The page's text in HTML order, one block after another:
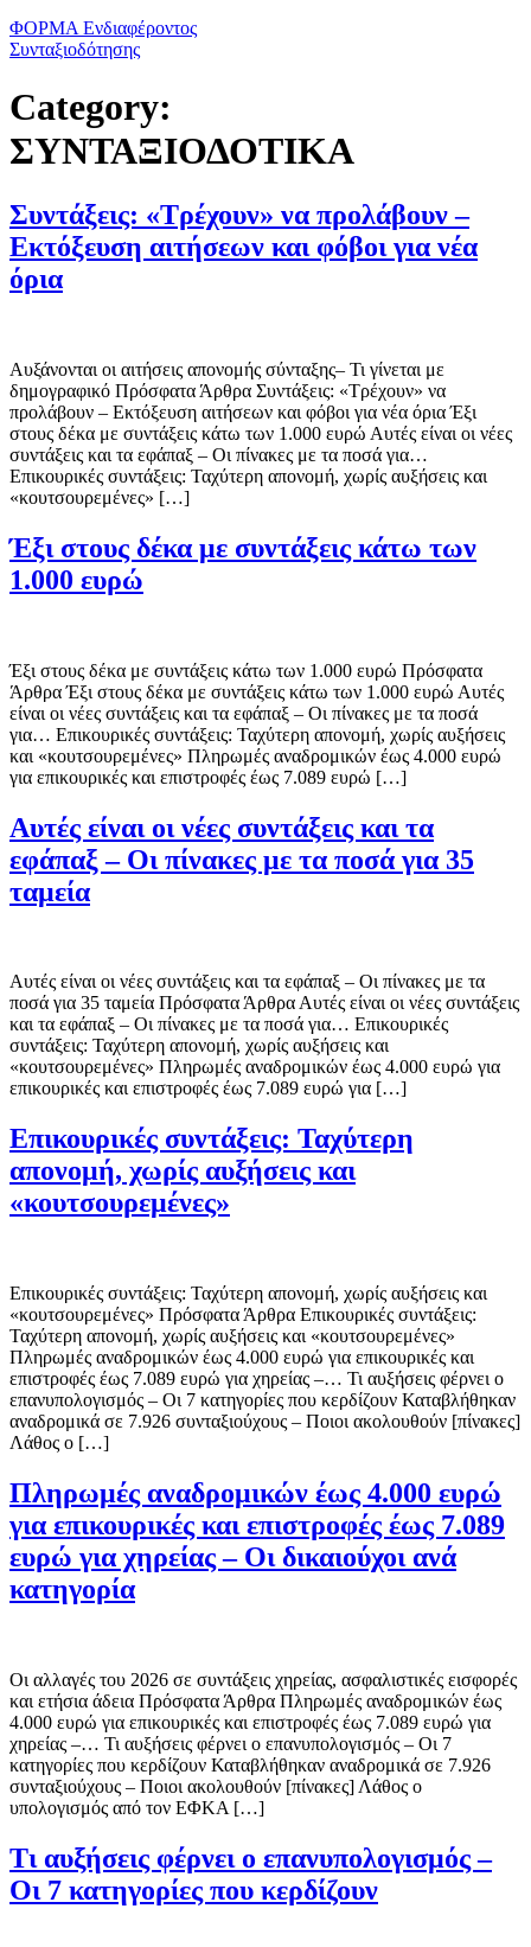
ΦΟΡΜΑ Ενδιαφέροντος
Συνταξιοδότησης
Category:
ΣΥΝΤΑΞΙΟΔΟΤΙΚΑ
Συντάξεις: «Τρέχουν» να προλάβουν –
Εκτόξευση αιτήσεων και φόβοι για νέα
όρια
Αυξάνονται οι αιτήσεις απονομής σύνταξης– Τι γίνεται με
δημογραφικό Πρόσφατα Άρθρα Συντάξεις: «Τρέχουν» να
προλάβουν – Εκτόξευση αιτήσεων και φόβοι για νέα όρια Έξι
στους δέκα με συντάξεις κάτω των 1.000 ευρώ Αυτές είναι οι νέες
συντάξεις και τα εφάπαξ – Οι πίνακες με τα ποσά για…
Επικουρικές συντάξεις: Ταχύτερη απονομή, χωρίς αυξήσεις και
«κουτσουρεμένες» […]
Έξι στους δέκα με συντάξεις κάτω των
1.000 ευρώ
Έξι στους δέκα με συντάξεις κάτω των 1.000 ευρώ Πρόσφατα
Άρθρα Έξι στους δέκα με συντάξεις κάτω των 1.000 ευρώ Αυτές
είναι οι νέες συντάξεις και τα εφάπαξ – Οι πίνακες με τα ποσά
για… Επικουρικές συντάξεις: Ταχύτερη απονομή, χωρίς αυξήσεις
και «κουτσουρεμένες» Πληρωμές αναδρομικών έως 4.000 ευρώ
για επικουρικές και επιστροφές έως 7.089 ευρώ […]
Αυτές είναι οι νέες συντάξεις και τα
εφάπαξ – Οι πίνακες με τα ποσά για 35
ταμεία
Αυτές είναι οι νέες συντάξεις και τα εφάπαξ – Οι πίνακες με τα
ποσά για 35 ταμεία Πρόσφατα Άρθρα Αυτές είναι οι νέες συντάξεις
και τα εφάπαξ – Οι πίνακες με τα ποσά για… Επικουρικές
συντάξεις: Ταχύτερη απονομή, χωρίς αυξήσεις και
«κουτσουρεμένες» Πληρωμές αναδρομικών έως 4.000 ευρώ για
επικουρικές και επιστροφές έως 7.089 ευρώ για […]
Επικουρικές συντάξεις: Ταχύτερη
απονομή, χωρίς αυξήσεις και
«κουτσουρεμένες»
Επικουρικές συντάξεις: Ταχύτερη απονομή, χωρίς αυξήσεις και
«κουτσουρεμένες» Πρόσφατα Άρθρα Επικουρικές συντάξεις:
Ταχύτερη απονομή, χωρίς αυξήσεις και «κουτσουρεμένες»
Πληρωμές αναδρομικών έως 4.000 ευρώ για επικουρικές και
επιστροφές έως 7.089 ευρώ για χηρείας –… Τι αυξήσεις φέρνει ο
επανυπολογισμός – Οι 7 κατηγορίες που κερδίζουν Καταβλήθηκαν
αναδρομικά σε 7.926 συνταξιούχους – Ποιοι ακολουθούν [πίνακες]
Λάθος ο […]
Πληρωμές αναδρομικών έως 4.000 ευρώ
για επικουρικές και επιστροφές έως 7.089
ευρώ για χηρείας – Οι δικαιούχοι ανά
κατηγορία
Οι αλλαγές του 2026 σε συντάξεις χηρείας, ασφαλιστικές εισφορές
και ετήσια άδεια Πρόσφατα Άρθρα Πληρωμές αναδρομικών έως
4.000 ευρώ για επικουρικές και επιστροφές έως 7.089 ευρώ για
χηρείας –… Τι αυξήσεις φέρνει ο επανυπολογισμός – Οι 7
κατηγορίες που κερδίζουν Καταβλήθηκαν αναδρομικά σε 7.926
συνταξιούχους – Ποιοι ακολουθούν [πίνακες] Λάθος ο
υπολογισμός από τον ΕΦΚΑ […]
Τι αυξήσεις φέρνει ο επανυπολογισμός –
Οι 7 κατηγορίες που κερδίζουν